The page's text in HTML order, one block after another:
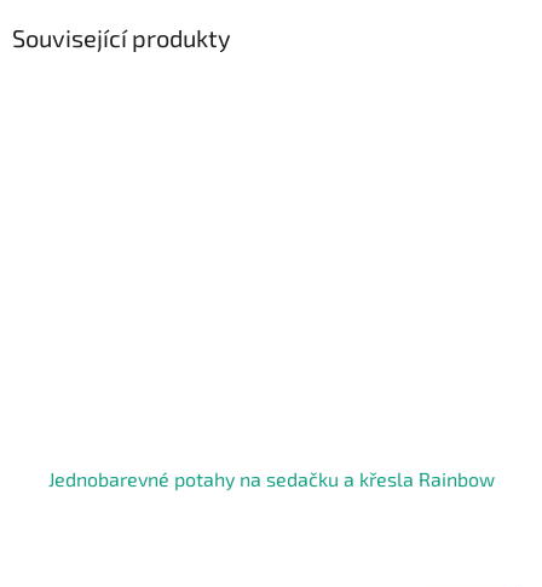
Související produkty
Jednobarevné potahy na sedačku a křesla Rainbow